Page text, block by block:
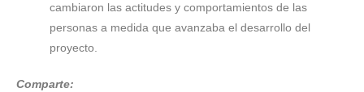
cambiaron las actitudes y comportamientos de las
personas a medida que avanzaba el desarrollo del
proyecto.
Comparte: